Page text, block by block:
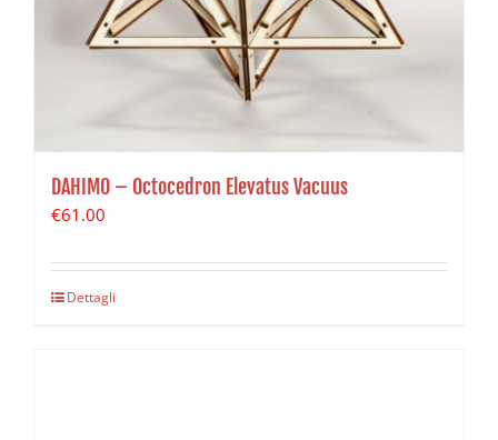
DAHIMO – Octocedron Elevatus Vacuus
€61.00
Dettagli